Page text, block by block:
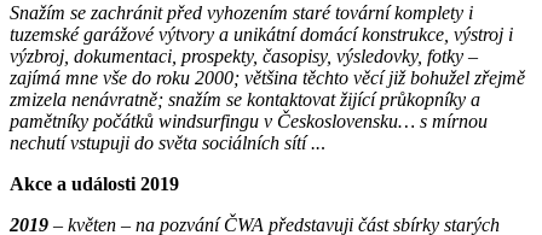
Snažím se zachránit před vyhozením staré tovární komplety i
tuzemské garážové výtvory a unikátní domácí konstrukce, výstroj i
výzbroj, dokumentaci, prospekty, časopisy, výsledovky, fotky –
zajímá mne vše do roku 2000; většina těchto věcí již bohužel zřejmě
zmizela nenávratně; snažím se kontaktovat žijící průkopníky a
pamětníky počátků windsurfingu v Československu… s mírnou
nechutí vstupuji do světa sociálních sítí ...
Akce a události 2019
2019 – květen – na pozvání ČWA představuji část sbírky starých